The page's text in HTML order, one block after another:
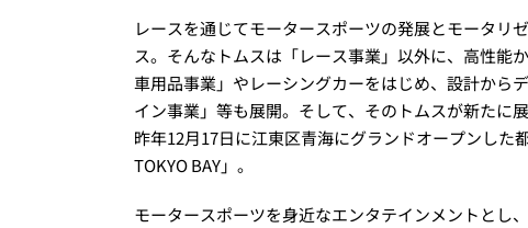
レースを通じてモータースポーツの発展とモータリ
ス。そんなトムスは「レース事業」以外に、高性能
車用品事業」やレーシングカーをはじめ、設計から
イン事業」等も展開。そして、そのトムスが新たに
昨年12月17日に江東区青海にグランドオープンした
TOKYO BAY」。
モータースポーツを身近なエンタテインメントとし